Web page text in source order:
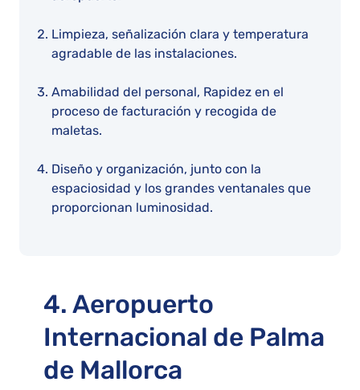
Limpieza, señalización clara y temperatura
agradable de las instalaciones.
Amabilidad del personal​​, Rapidez en el
proceso de facturación y recogida de
maletas.
Diseño y organización, junto con la
espaciosidad y los grandes ventanales que
proporcionan luminosidad.
4. Aeropuerto
Internacional de Palma
de Mallorca